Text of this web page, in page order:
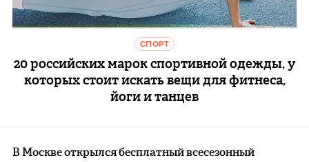
СПОРТ
20 российских марок спортивной одежды, у
которых стоит искать вещи для фитнеса,
йоги и танцев
В Москве открылся бесплатный всесезонный